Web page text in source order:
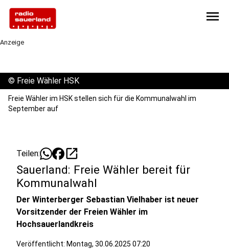
menu
Anzeige
© Freie Wähler HSK
Freie Wähler im HSK stellen sich für die Kommunalwahl im
September auf
Teilen: open_in_new
Sauerland: Freie Wähler bereit für
Kommunalwahl
Der Winterberger Sebastian Vielhaber ist neuer
Vorsitzender der Freien Wähler im
Hochsauerlandkreis
Veröffentlicht: Montag, 30.06.2025 07:20